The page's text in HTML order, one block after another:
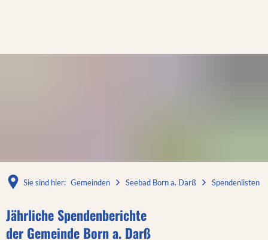
Sie sind hier: Gemeinden Seebad Born a. Darß Spendenlisten
Spendenlisten
Jährliche Spendenberichte
der Gemeinde Born a. Darß